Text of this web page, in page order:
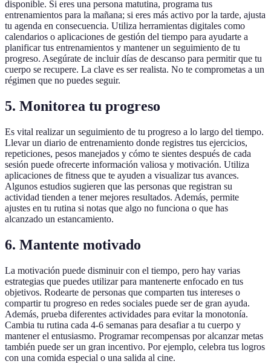
disponible. Si eres una persona matutina, programa tus
entrenamientos para la mañana; si eres más activo por la tarde, ajusta
tu agenda en consecuencia. Utiliza herramientas digitales como
calendarios o aplicaciones de gestión del tiempo para ayudarte a
planificar tus entrenamientos y mantener un seguimiento de tu
progreso. Asegúrate de incluir días de descanso para permitir que tu
cuerpo se recupere. La clave es ser realista. No te comprometas a un
régimen que no puedes seguir.
5. Monitorea tu progreso
Es vital realizar un seguimiento de tu progreso a lo largo del tiempo.
Llevar un diario de entrenamiento donde registres tus ejercicios,
repeticiones, pesos manejados y cómo te sientes después de cada
sesión puede ofrecerte información valiosa y motivación. Utiliza
aplicaciones de fitness que te ayuden a visualizar tus avances.
Algunos estudios sugieren que las personas que registran su
actividad tienden a tener mejores resultados. Además, permite
ajustes en tu rutina si notas que algo no funciona o que has
alcanzado un estancamiento.
6. Mantente motivado
La motivación puede disminuir con el tiempo, pero hay varias
estrategias que puedes utilizar para mantenerte enfocado en tus
objetivos. Rodearte de personas que comparten tus intereses o
compartir tu progreso en redes sociales puede ser de gran ayuda.
Además, prueba diferentes actividades para evitar la monotonía.
Cambia tu rutina cada 4-6 semanas para desafiar a tu cuerpo y
mantener el entusiasmo. Programar recompensas por alcanzar metas
también puede ser un gran incentivo. Por ejemplo, celebra tus logros
con una comida especial o una salida al cine.